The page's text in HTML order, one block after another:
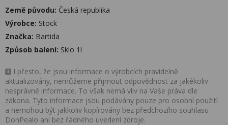
Země původu: Česká republika
Výrobce: Stock
Značka: Bartida
Způsob balení: Sklo 1l
I přesto, že jsou informace o výrobcích pravidelně
aktualizovány, nemůžeme přijmout odpovědnost za jakékoliv
nesprávné informace. To však nemá vliv na Vaše práva dle
zákona. Tyto informace jsou podávány pouze pro osobní použití
a nemohou být jakkoliv kopírovány bez předchozího souhlasu
DonPealo ani bez řádného uvedení zdroje.